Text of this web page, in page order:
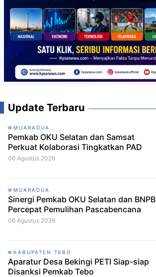
Update Terbaru
MUARADUA
Pemkab OKU Selatan dan Samsat
Perkuat Kolaborasi Tingkatkan PAD
06 Agustus 2026
MUARADUA
Sinergi Pemkab OKU Selatan dan BNPB
Percepat Pemulihan Pascabencana
06 Agustus 2026
KABUPATEN TEBO
Aparatur Desa Bekingi PETI Siap-siap
Disanksi Pemkab Tebo